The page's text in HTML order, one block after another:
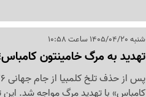
شنبه 1405/04/20 ساعت 10:58
تهدید به مرگ خامینتون
کامباس» با تهدید مرگ مواجه شد. این